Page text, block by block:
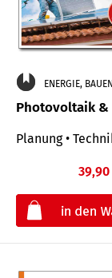
ENERGIE,
Photovoltaik
Planung •